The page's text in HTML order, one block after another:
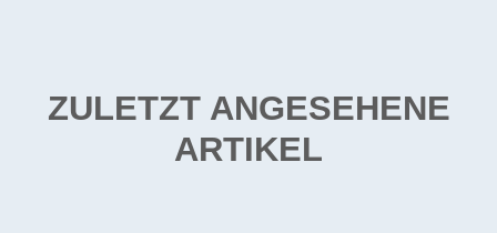
ZULETZT ANGESEHENE
ARTIKEL